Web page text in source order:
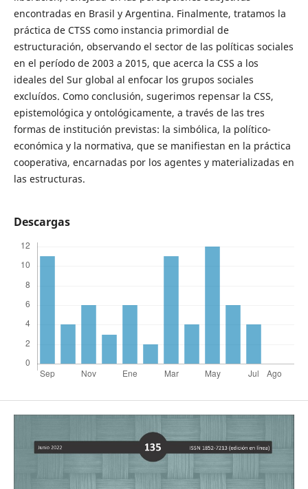
encontradas en Brasil y Argentina. Finalmente, tratamos la
práctica de CTSS como instancia primordial de
estructuración, observando el sector de las políticas sociales
en el período de 2003 a 2015, que acerca la CSS a los
ideales del Sur global al enfocar los grupos sociales
excluídos. Como conclusión, sugerimos repensar la CSS,
epistemológica y ontológicamente, a través de las tres
formas de institución previstas: la simbólica, la político-
económica y la normativa, que se manifiestan en la práctica
cooperativa, encarnadas por los agentes y materializadas en
las estructuras.
Descargas